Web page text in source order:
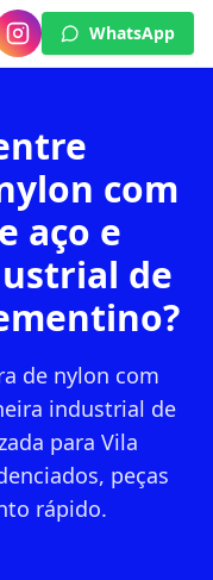
WhatsApp
com
aço e
de
de nylon com
industrial de
para Vila
peças
rápido.